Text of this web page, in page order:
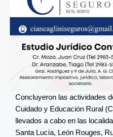
Concluyeron las actividades
Cuidado y Educación Rural
llevados a cabo en las
Santa Lucía, León Rouges,